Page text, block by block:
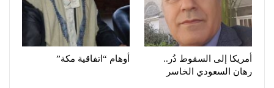
أمريكا إلى السقوط دُر..
رهان السعودي الخاسر
أوهام “اتفاقية مكة”